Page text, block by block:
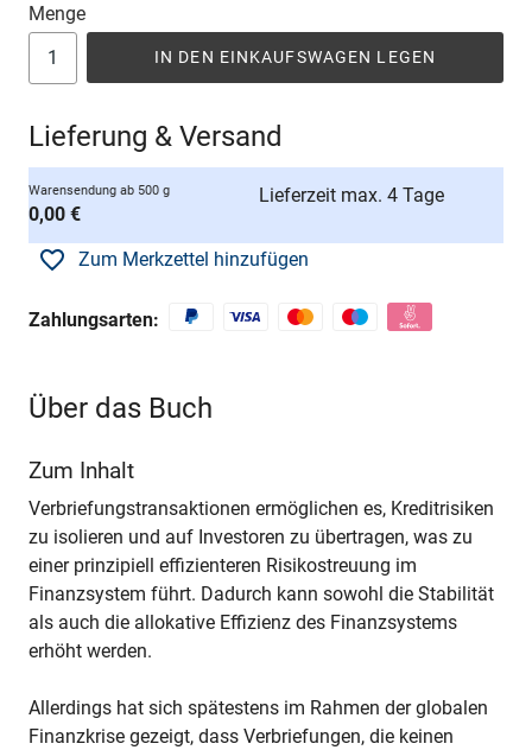
Menge
IN DEN EINKAUFSWAGEN LEGEN
Lieferung & Versand
Warensendung ab 500 g
0,00 €
Lieferzeit max. 4 Tage
Zum Merkzettel hinzufügen
Zahlungsarten:
Über das Buch
Zum Inhalt
Verbriefungstransaktionen ermöglichen es, Kreditrisiken
zu isolieren und auf Investoren zu übertragen, was zu
einer prinzipiell effizienteren Risikostreuung im
Finanzsystem führt. Dadurch kann sowohl die Stabilität
als auch die allokative Effizienz des Finanzsystems
erhöht werden.
Allerdings hat sich spätestens im Rahmen der globalen
Finanzkrise gezeigt, dass Verbriefungen, die keinen